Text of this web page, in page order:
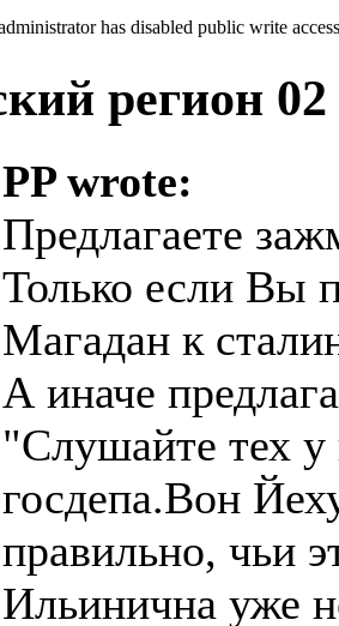
has disabled public write
регион
PP wrote:
Предлагаете
Только если Вы
Магадан к
А иначе
"Слушайте тех у
госдепа.Вон
правильно, чьи
Ильинична уже